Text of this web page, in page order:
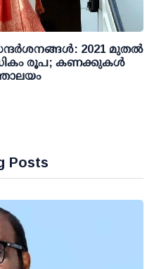
2021 മുതൽ
രൂപ; കണക്കുകൾ
Posts